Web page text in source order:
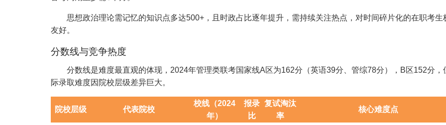
思想政治理论需记忆的知识点多达500+，且时政占比逐年提升，需持续关注热点，对时间碎片化的在职考生
友好。
分数线与竞争热度
分数线是难度最直观的体现，2024年管理类联考国家线A区为162分（英语39分、管综78分），B区152分，
际录取难度因院校层级差异巨大。
院校层级 代表院校
校线（2024
年）
报录
比
复试淘汰
率
核心难度点